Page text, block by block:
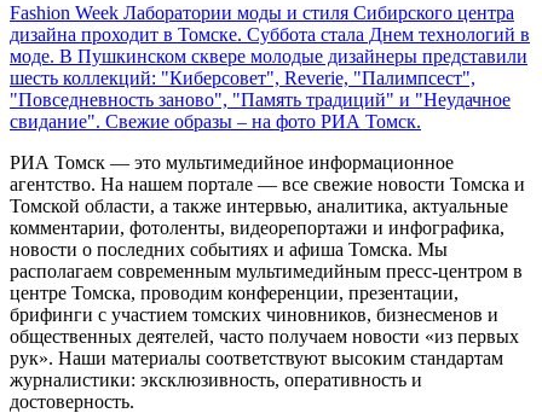
Fashion Week Лаборатории моды и стиля Сибирского центра
дизайна проходит в Томске. Суббота стала Днем технологий в
моде. В Пушкинском сквере молодые дизайнеры представили
шесть коллекций: "Киберсовет", Reverie, "Палимпсест",
"Повседневность заново", "Память традиций" и "Неудачное
свидание". Свежие образы – на фото РИА Томск.
РИА Томск — это мультимедийное информационное
агентство. На нашем портале — все свежие новости Томска и
Томской области, а также интервью, аналитика, актуальные
комментарии, фотоленты, видеорепортажи и инфографика,
новости о последних событиях и афиша Томска. Мы
располагаем современным мультимедийным пресс-центром в
центре Томска, проводим конференции, презентации,
брифинги с участием томских чиновников, бизнесменов и
общественных деятелей, часто получаем новости «из первых
рук». Наши материалы соответствуют высоким стандартам
журналистики: эксклюзивность, оперативность и
достоверность.